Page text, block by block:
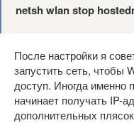
netsh wlan stop
После настройки я
запустить сеть, чтобы
доступ. Иногда именно
начинает получать IP-
дополнительных